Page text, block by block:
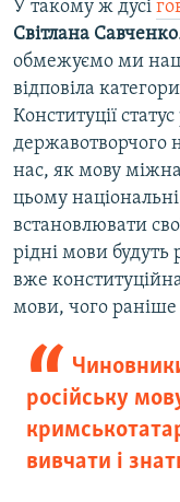
У такому ж дусі
Світлана Савченко
обмежуємо ми
відповіла
Конституції
державотворчого
нас, як мову
цьому
встановлювати
рідні мови будуть
вже
мови, чого раніше
російську
вивчати і